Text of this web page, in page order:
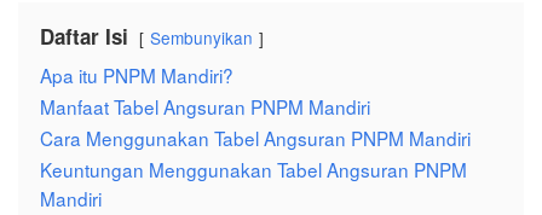
Daftar Isi Sembunyikan
Apa itu PNPM Mandiri?
Manfaat Tabel Angsuran PNPM Mandiri
Cara Menggunakan Tabel Angsuran PNPM Mandiri
Keuntungan Menggunakan Tabel Angsuran PNPM
Mandiri